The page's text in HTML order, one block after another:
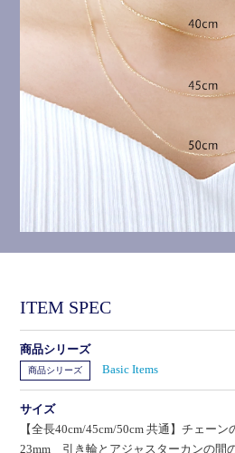
ITEM SPEC
商品シリーズ
商品シリーズ Basic Items
サイズ
【全長40cm/45cm/50cm 共通】チェー
23mm 引き輪とアジャスターカンの間